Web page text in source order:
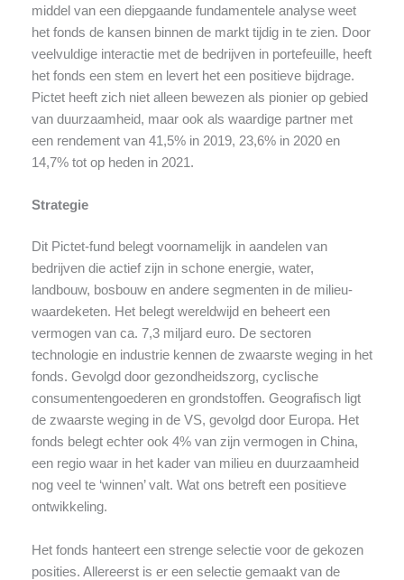
middel van een diepgaande fundamentele analyse weet
het fonds de kansen binnen de markt tijdig in te zien. Door
veelvuldige interactie met de bedrijven in portefeuille, heeft
het fonds een stem en levert het een positieve bijdrage.
Pictet heeft zich niet alleen bewezen als pionier op gebied
van duurzaamheid, maar ook als waardige partner met
een rendement van 41,5% in 2019, 23,6% in 2020 en
14,7% tot op heden in 2021.
Strategie
Dit Pictet-fund belegt voornamelijk in aandelen van
bedrijven die actief zijn in schone energie, water,
landbouw, bosbouw en andere segmenten in de milieu-
waardeketen. Het belegt wereldwijd en beheert een
vermogen van ca. 7,3 miljard euro. De sectoren
technologie en industrie kennen de zwaarste weging in het
fonds. Gevolgd door gezondheidszorg, cyclische
consumentengoederen en grondstoffen. Geografisch ligt
de zwaarste weging in de VS, gevolgd door Europa. Het
fonds belegt echter ook 4% van zijn vermogen in China,
een regio waar in het kader van milieu en duurzaamheid
nog veel te ‘winnen’ valt. Wat ons betreft een positieve
ontwikkeling.
Het fonds hanteert een strenge selectie voor de gekozen
posities. Allereerst is er een selectie gemaakt van de